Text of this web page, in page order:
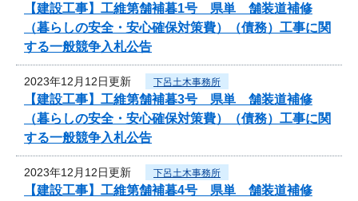
【建設工事】工維第舗補暮1号 県単 舗装道補修
（暮らしの安全・安心確保対策費）（債務）工事に関
する一般競争入札公告
2023年12月12日更新 下呂土木事務所
【建設工事】工維第舗補暮3号 県単 舗装道補修
（暮らしの安全・安心確保対策費）（債務）工事に関
する一般競争入札公告
2023年12月12日更新 下呂土木事務所
【建設工事】工維第舗補暮4号 県単 舗装道補修